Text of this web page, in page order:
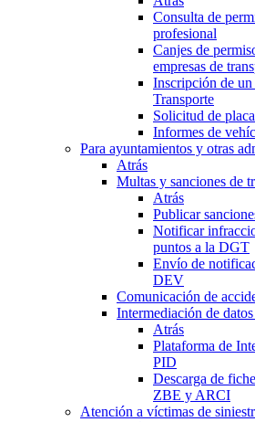
Consulta de
profesional
Canjes de
empresas de
Inscripción de
Transporte
Solicitud de
Informes de
Para ayuntamientos y otras
Atrás
Multas y sanciones de
Atrás
Publicar
Notificar
puntos a la DGT
Envío de
DEV
Comunicación de
Intermediación de
Atrás
Plataforma de
PID
Descarga de
ZBE y ARCI
Atención a víctimas de